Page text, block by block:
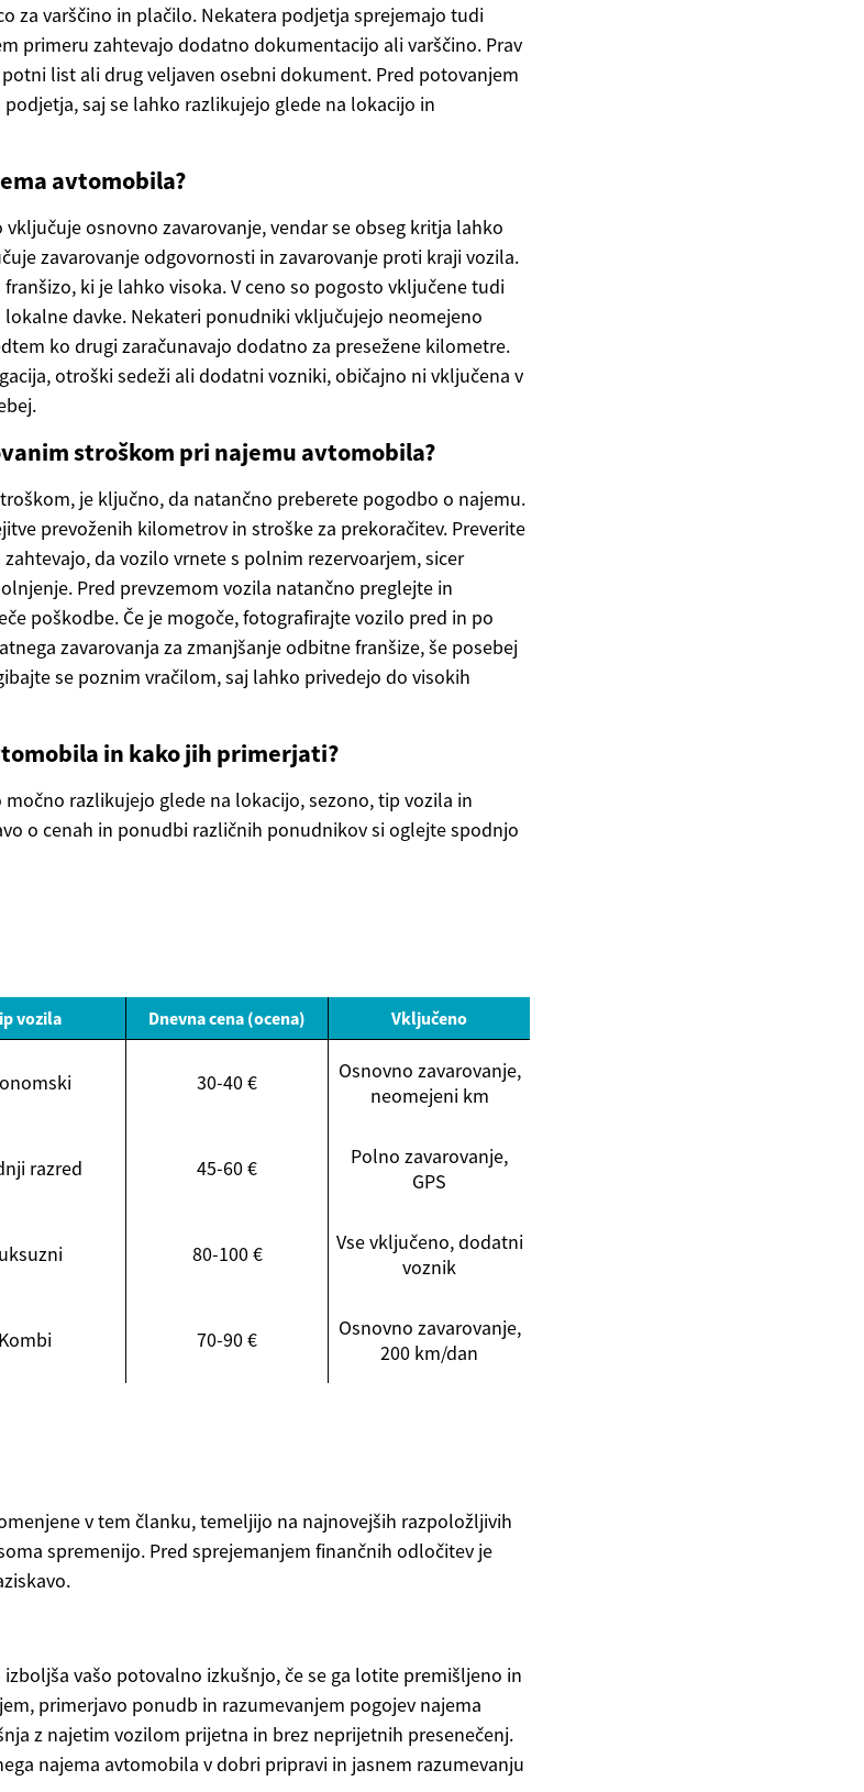
za varščino in plačilo. Nekatera podjetja sprejemajo tudi
primeru zahtevajo dodatno dokumentacijo ali varščino. Prav
list ali drug veljaven osebni dokument. Pred potovanjem
saj se lahko razlikujejo glede na lokacijo in
avtomobila?
osnovno zavarovanje, vendar se obseg kritja lahko
zavarovanje odgovornosti in zavarovanje proti kraji vozila.
ki je lahko visoka. V ceno so pogosto vključene tudi
davke. Nekateri ponudniki vključujejo neomejeno
ko drugi zaračunavajo dodatno za presežene kilometre.
otroški sedeži ali dodatni vozniki, običajno ni vključena v
stroškom pri najemu avtomobila?
je ključno, da natančno preberete pogodbo o najemu.
prevoženih kilometrov in stroške za prekoračitev. Preverite
da vozilo vrnete s polnim rezervoarjem, sicer
Pred prevzemom vozila natančno preglejte in
poškodbe. Če je mogoče, fotografirajte vozilo pred in po
zavarovanja za zmanjšanje odbitne franšize, še posebej
se poznim vračilom, saj lahko privedejo do visokih
in kako jih primerjati?
razlikujejo glede na lokacijo, sezono, tip vozila in
o cenah in ponudbi različnih ponudnikov si oglejte spodnjo
vozila Dnevna cena (ocena) Vključeno
30-40 €
Osnovno zavarovanje,
neomejeni km
razred 45-60 €
Polno zavarovanje,
GPS
80-100 €
Vse vključeno, dodatni
voznik
Kombi 70-90 €
Osnovno zavarovanje,
200 km/dan
v tem članku, temeljijo na najnovejših razpoložljivih
spremenijo. Pred sprejemanjem finančnih odločitev je
vašo potovalno izkušnjo, če se ga lotite premišljeno in
primerjavo ponudb in razumevanjem pogojev najema
z najetim vozilom prijetna in brez neprijetnih presenečenj.
najema avtomobila v dobri pripravi in jasnem razumevanju